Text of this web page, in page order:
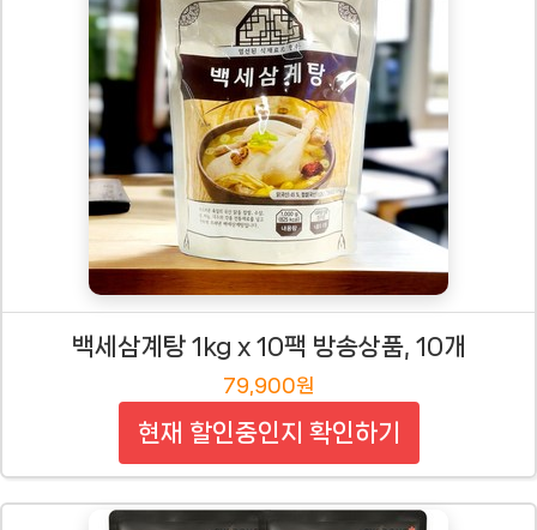
백세삼계탕 1kg x 10팩 방송상품, 10개
79,900원
현재 할인중인지 확인하기